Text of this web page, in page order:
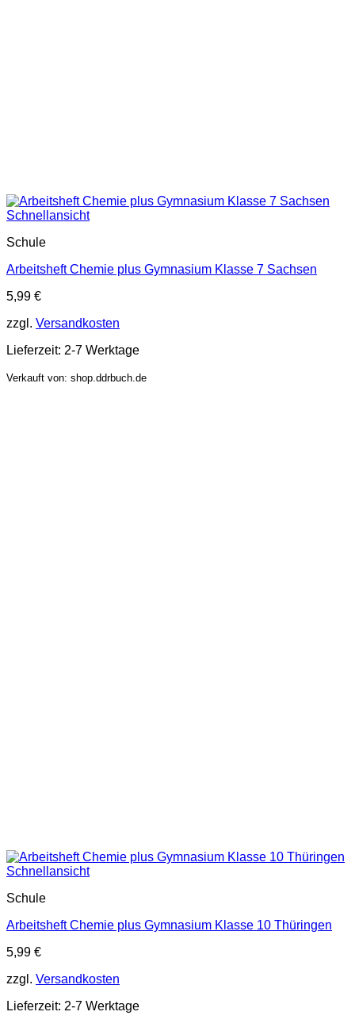
Schnellansicht
Schule
Arbeitsheft Chemie plus Gymnasium Klasse 7 Sachsen
5,99 €
zzgl. Versandkosten
Lieferzeit: 2-7 Werktage
Verkauft von: shop.ddrbuch.de
Schnellansicht
Schule
Arbeitsheft Chemie plus Gymnasium Klasse 10 Thüringen
5,99 €
zzgl. Versandkosten
Lieferzeit: 2-7 Werktage